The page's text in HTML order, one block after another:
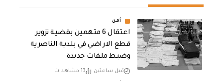
أمن
اعتقال 6 متهمين بقضية تزوير
قطع الاراضي في بلدية الناصرية
وضبط ملفات جديدة
قبل ساعتين 13 مشاهدات